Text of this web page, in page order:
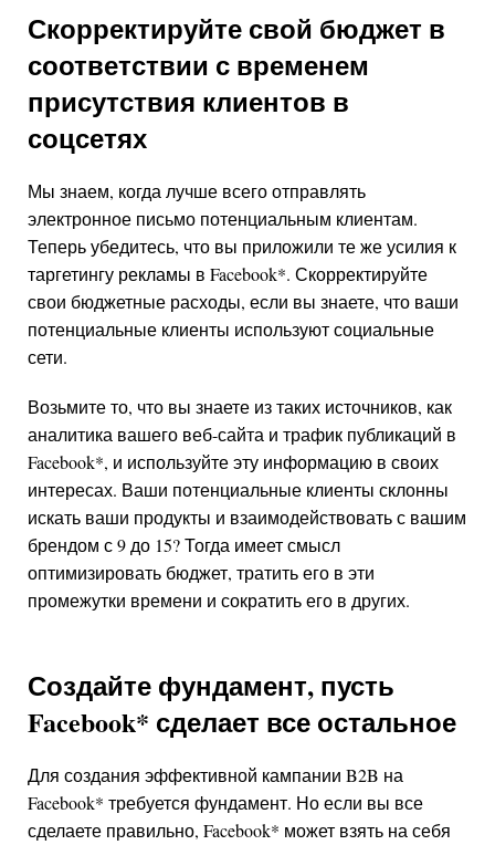
Скорректируйте свой бюджет в
соответствии с временем
присутствия клиентов в
соцсетях
Мы знаем, когда лучше всего отправлять
электронное письмо потенциальным клиентам.
Теперь убедитесь, что вы приложили те же усилия к
таргетингу рекламы в Facebook*. Скорректируйте
свои бюджетные расходы, если вы знаете, что ваши
потенциальные клиенты используют социальные
сети.
Возьмите то, что вы знаете из таких источников, как
аналитика вашего веб-сайта и трафик публикаций в
Facebook*, и используйте эту информацию в своих
интересах. Ваши потенциальные клиенты склонны
искать ваши продукты и взаимодействовать с вашим
брендом с 9 до 15? Тогда имеет смысл
оптимизировать бюджет, тратить его в эти
промежутки времени и сократить его в других.
Создайте фундамент, пусть
Facebook* сделает все остальное
Для создания эффективной кампании B2B на
Facebook* требуется фундамент. Но если вы все
сделаете правильно, Facebook* может взять на себя